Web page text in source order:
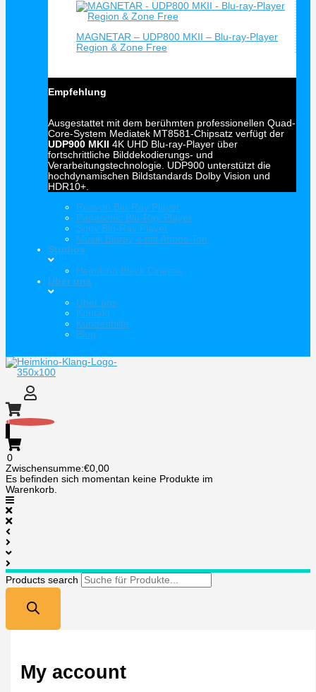
MAGNETAR – UDP800 MKII – Blu-ray-Player
Region & Zone Free
Empfehlung
Ausgestattet mit dem berühmten professionellen Quad-
Core-System Mediatek MT8581-Chipsatz verfügt der
UDP900 MKII
4K UHD Blu-ray-Player über
fortschrittliche Bilddekodierungs- und
Verarbeitungstechnologie. UDP900 unterstützt die
hochdynamischen Bildstandards Dolby Vision und
HDR10+.
Reavon Blu-Ray Player
Panasonic Blu-Ray Player
Sony Blu-Ray Player
Musik Bluray´s mit Atmos Ton
Studios
Heimkino Black Cinema
Über uns
Über uns
Kontakt
Kundenhilfe
Blog
0
0
Zwischensumme:€0,00
Es befinden sich momentan keine Produkte im
Warenkorb.
Products search
My account